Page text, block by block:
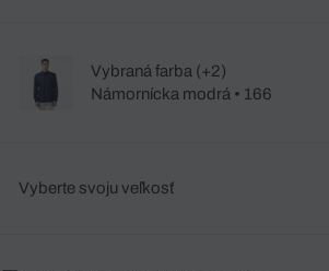
Vybraná farba (+2)
Námornícka modrá • 166
Vyberte svoju veľkosť